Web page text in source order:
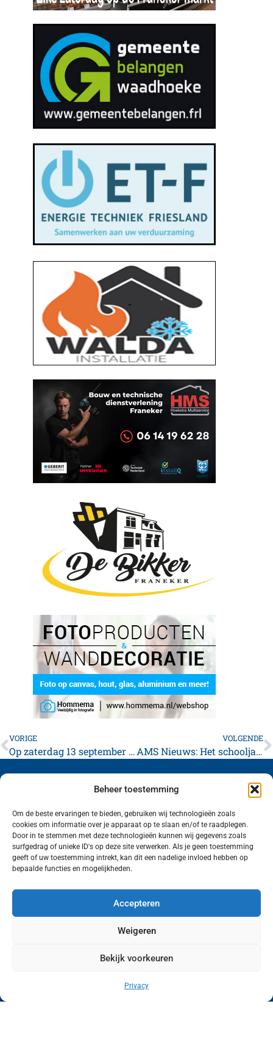
Beheer toestemming
Om de beste ervaringen te bieden, gebruiken wij technologieën zoals
cookies om informatie over je apparaat op te slaan en/of te raadplegen.
Door in te stemmen met deze technologieën kunnen wij gegevens zoals
surfgedrag of unieke ID's op deze site verwerken. Als je geen toestemming
geeft of uw toestemming intrekt, kan dit een nadelige invloed hebben op
bepaalde functies en mogelijkheden.
Accepteren
Weigeren
Bekijk voorkeuren
Privacy
VORIGE
Op zaterdag 13 september a.s. viert de Franeker Bridge Club haar 75-jarig bestaan.
VOLGENDE
AMS Nieuws: Het schooljaar is weer van start gegaan
Volg ons (hierboven) op social media!
Wij van FranekerActueel.nl verzorgen het nieuws